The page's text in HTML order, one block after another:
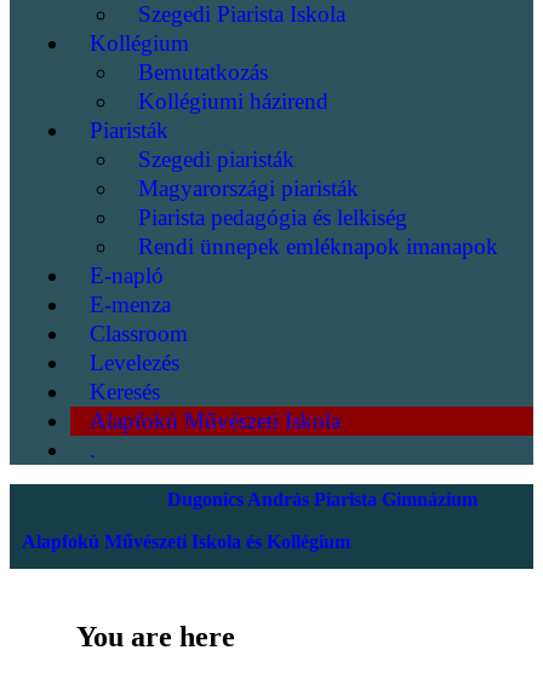
Szegedi Piarista Iskola
Kollégium
Bemutatkozás
Kollégiumi házirend
Piaristák
Szegedi piaristák
Magyarországi piaristák
Piarista pedagógia és lelkiség
Rendi ünnepek emléknapok imanapok
E-napló
E-menza
Classroom
Levelezés
Keresés
Alapfokú Művészeti Iskola
.
Dugonics András Piarista Gimnázium
Alapfokú Művészeti Iskola és Kollégium
You are here